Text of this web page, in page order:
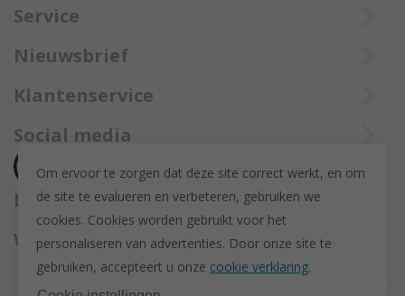
057 33 34 61
info@juwelennevejan.be
Di tot Zat : 10u tot 12u en 13u30 tot 18u
Service
Bel Trollbeadsonlineservice op
+32 057 33 34 61
of bereik ons viamail
Nieuwsbrief
Alles over nieuwe Trollbeadsproducten en acties te weten
(Max. 2 e-mails per maand.)
Klantenservice
Over ons
Herroeping
Retourneren en ruilen
Privacy policy
Algemene voorwaarden
Disclaimer
Actievoorwaarden - Trollbeads GWP Paashanger
Social media
Betaalmethodes
Wij versturen met
Om ervoor te zorgen dat deze site correct werkt, en om
de site te evalueren en verbeteren, gebruiken we
cookies. Cookies worden gebruikt voor het
personaliseren van advertenties. Door onze site te
gebruiken, accepteert u onze cookie verklaring.